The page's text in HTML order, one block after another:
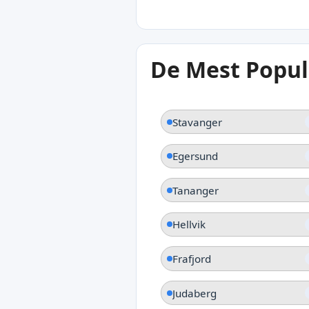
15°C
Tau
De Mest
Stavanger
Egersund
Tananger
Hellvik
Frafjord
Judaberg